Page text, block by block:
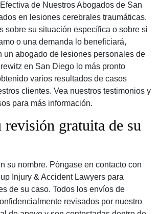
de Nuestros Abogados de San
en lesiones cerebrales traumáticas.
sobre su situación específica o sobre si
o una demanda lo beneficiará,
un abogado de lesiones personales de
en San Diego lo más pronto
varios resultados de casos
clientes. Vea nuestros testimonios y
para más información.
revisión gratuita de su
su nombre. Póngase en contacto con
Injury & Accident Lawyers para
de su caso. Todos los envíos de
revisados por nuestro